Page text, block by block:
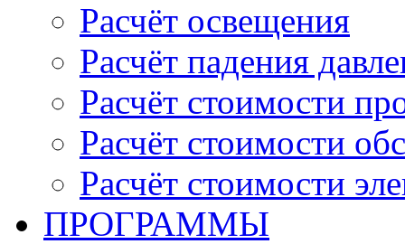
Расчёт освещения
Расчёт падения
Расчёт стоимости
Расчёт стоимости
Расчёт стоимости
ПРОГРАММЫ